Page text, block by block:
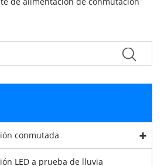
conmutada
LED a prueba de lluvia